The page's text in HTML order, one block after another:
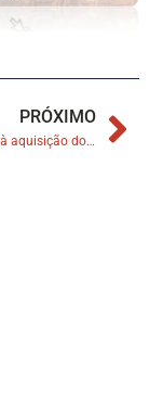
PRÓXIMO
O direito real à aquisição do imóvel na promessa de compra e venda